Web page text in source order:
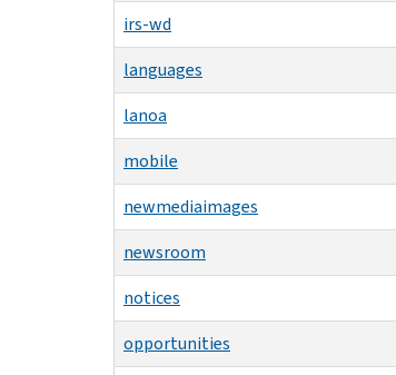
irs-wd
languages
lanoa
mobile
newmediaimages
newsroom
notices
opportunities